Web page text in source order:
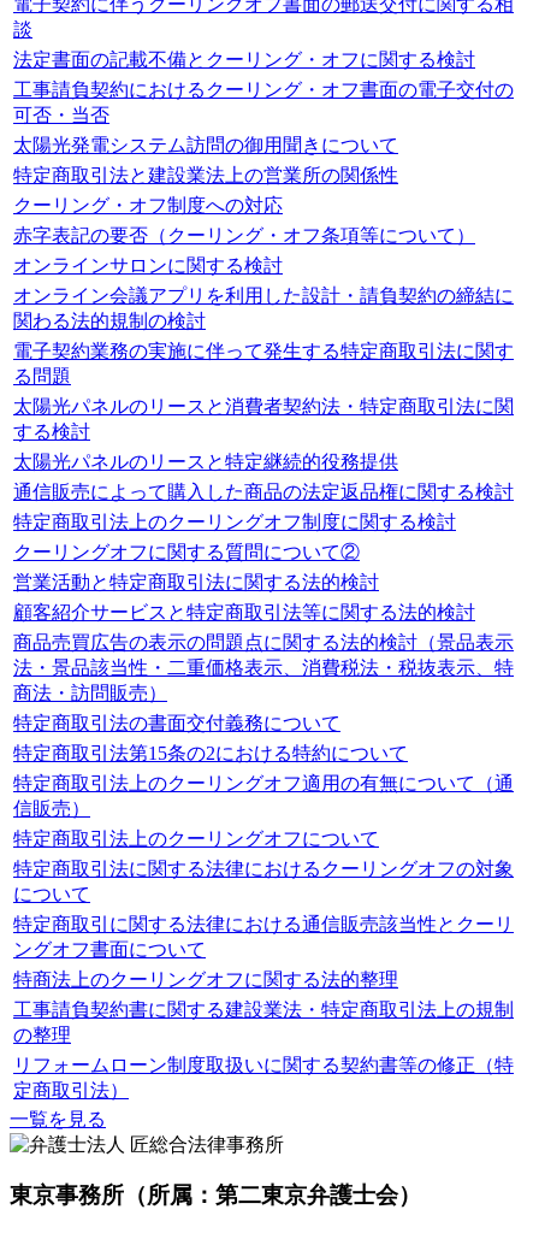
談
法定書面の記載不備とクーリング・オフに関する検討
工事請負契約におけるクーリング・オフ書面の電子交付の
可否・当否
太陽光発電システム訪問の御用聞きについて
特定商取引法と建設業法上の営業所の関係性
クーリング・オフ制度への対応
赤字表記の要否（クーリング・オフ条項等について）
オンラインサロンに関する検討
オンライン会議アプリを利用した設計・請負契約の締結に
関わる法的規制の検討
電子契約業務の実施に伴って発生する特定商取引法に関す
る問題
太陽光パネルのリースと消費者契約法・特定商取引法に関
する検討
太陽光パネルのリースと特定継続的役務提供
通信販売によって購入した商品の法定返品権に関する検討
特定商取引法上のクーリングオフ制度に関する検討
クーリングオフに関する質問について②
営業活動と特定商取引法に関する法的検討
顧客紹介サービスと特定商取引法等に関する法的検討
商品売買広告の表示の問題点に関する法的検討（景品表示
法・景品該当性・二重価格表示、消費税法・税抜表示、特
商法・訪問販売）
特定商取引法の書面交付義務について
特定商取引法第15条の2における特約について
特定商取引法上のクーリングオフ適用の有無について（通
信販売）
特定商取引法上のクーリングオフについて
特定商取引法に関する法律におけるクーリングオフの対象
について
特定商取引に関する法律における通信販売該当性とクーリ
ングオフ書面について
特商法上のクーリングオフに関する法的整理
工事請負契約書に関する建設業法・特定商取引法上の規制
の整理
リフォームローン制度取扱いに関する契約書等の修正（特
定商取引法）
一覧を見る
東京事務所 （所属：第二東京弁護士会）